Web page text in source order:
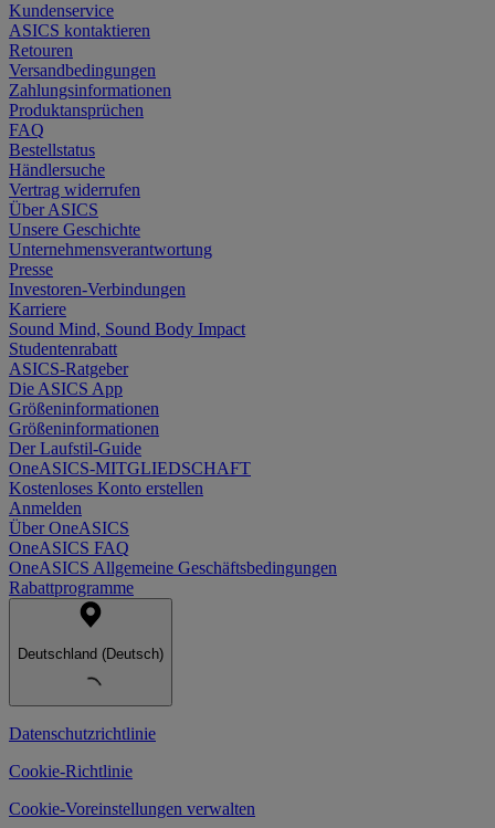
Kundenservice
ASICS kontaktieren
Retouren
Versandbedingungen
Zahlungsinformationen
Produktansprüchen
FAQ
Bestellstatus
Händlersuche
Vertrag widerrufen
Über ASICS
Unsere Geschichte
Unternehmensverantwortung
Presse
Investoren-Verbindungen
Karriere
Sound Mind, Sound Body Impact
Studentenrabatt
ASICS-Ratgeber
Die ASICS App
Größeninformationen
Größeninformationen
Der Laufstil-Guide
OneASICS-MITGLIEDSCHAFT
Kostenloses Konto erstellen
Anmelden
Über OneASICS
OneASICS FAQ
OneASICS Allgemeine Geschäftsbedingungen
Rabattprogramme
Deutschland (Deutsch)
Datenschutzrichtlinie
Cookie-Richtlinie
Cookie-Voreinstellungen verwalten